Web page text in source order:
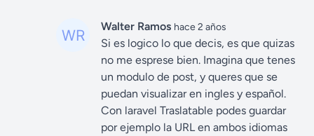
Walter Ramos hace 2 años
Si es logico lo que decis, es que quizas
no me esprese bien. Imagina que tenes
un modulo de post, y queres que se
puedan visualizar en ingles y español.
Con laravel Traslatable podes guardar
por ejemplo la URL en ambos idiomas